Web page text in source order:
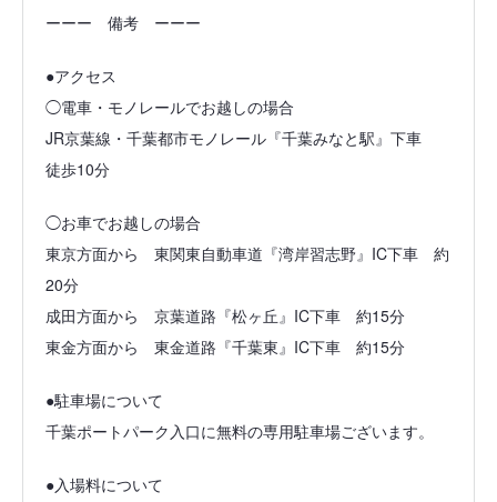
ーーー 備考 ーーー
●アクセス
◯電車・モノレールでお越しの場合
JR京葉線・千葉都市モノレール『千葉みなと駅』下車
徒歩10分
◯お車でお越しの場合
東京方面から 東関東自動車道『湾岸習志野』IC下車 約
20分
成田方面から 京葉道路『松ヶ丘』IC下車 約15分
東金方面から 東金道路『千葉東』IC下車 約15分
●駐車場について
千葉ポートパーク入口に無料の専用駐車場ございます。
●入場料について